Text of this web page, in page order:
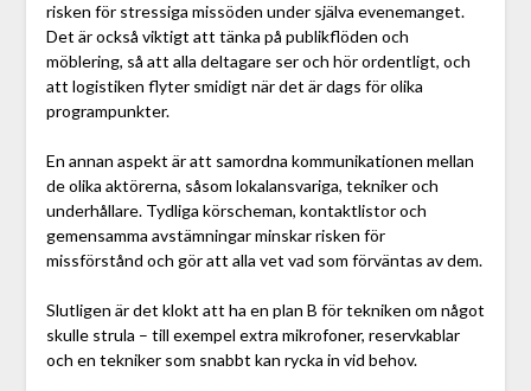
risken för stressiga missöden under själva evenemanget.
Det är också viktigt att tänka på publikflöden och
möblering, så att alla deltagare ser och hör ordentligt, och
att logistiken flyter smidigt när det är dags för olika
programpunkter.
En annan aspekt är att samordna kommunikationen mellan
de olika aktörerna, såsom lokalansvariga, tekniker och
underhållare. Tydliga körscheman, kontaktlistor och
gemensamma avstämningar minskar risken för
missförstånd och gör att alla vet vad som förväntas av dem.
Slutligen är det klokt att ha en plan B för tekniken om något
skulle strula – till exempel extra mikrofoner, reservkablar
och en tekniker som snabbt kan rycka in vid behov.